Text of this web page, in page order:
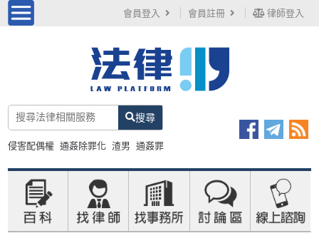
會員登入 會員註冊 律師登入
搜尋
侵害配偶權 通姦除罪化 渣男 通姦罪